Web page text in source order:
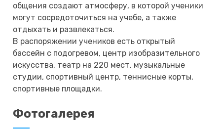
общения создают атмосферу, в которой ученики
могут сосредоточиться на учебе, а также
отдыхать и развлекаться.
В распоряжении учеников есть открытый
бассейн с подогревом, центр изобразительного
искусства, театр на 220 мест, музыкальные
студии, спортивный центр, теннисные корты,
спортивные площадки.
Фотогалерея